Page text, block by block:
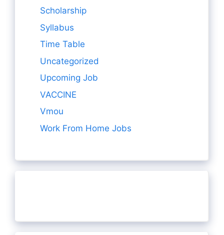
Scholarship
Syllabus
Time Table
Uncategorized
Upcoming Job
VACCINE
Vmou
Work From Home Jobs